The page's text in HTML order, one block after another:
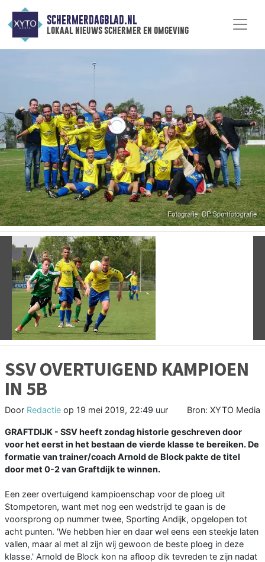
SCHERMERDAGBLAD.NL
lokaal nieuws schermer en omgeving
Vorige
SSV OVERTUIGEND KAMPIOEN
IN 5B
Door Redactie op 19 mei 2019, 22:49 uur Bron: XYTO Media
GRAFTDIJK - SSV heeft zondag historie geschreven door
voor het eerst in het bestaan de vierde klasse te bereiken. De
formatie van trainer/coach Arnold de Block pakte de titel
door met 0-2 van Graftdijk te winnen.
Een zeer overtuigend kampioenschap voor de ploeg uit
Stompetoren, want met nog een wedstrijd te gaan is de
voorsprong op nummer twee, Sporting Andijk, opgelopen tot
acht punten. 'We hebben hier en daar wel eens een steekje laten
vallen, maar al met al zijn wij gewoon de beste ploeg in deze
klasse.' Arnold de Block kon na afloop dik tevreden te zijn nadat